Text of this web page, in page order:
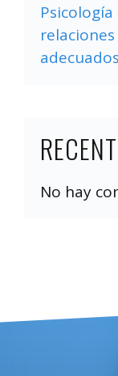
adecuados
No hay